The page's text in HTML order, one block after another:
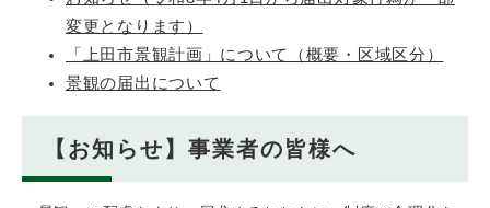
変更となります）
「上田市景観計画」について（概要・区域区分）
景観の届出について
【お知らせ】事業者の皆様へ